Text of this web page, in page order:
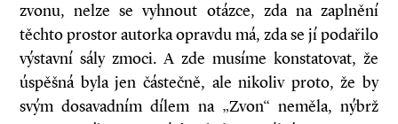
zvonu, nelze se vyhnout otázce, zda na zaplnění
těchto prostor autorka opravdu má, zda se jí podařilo
výstavní sály zmoci. A zde musíme konstatovat, že
úspěšná byla jen částečně, ale nikoliv proto, že by
svým dosavadním dílem na „Zvon“ neměla, nýbrž